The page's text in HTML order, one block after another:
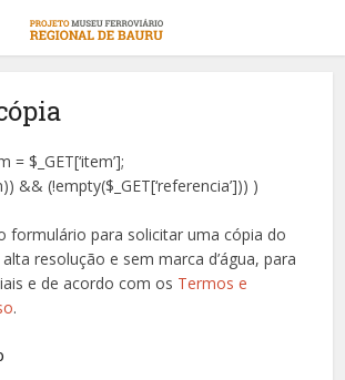
$_GET[‘item’];
&& (!empty($_GET[‘referencia’])) )
formulário para solicitar uma cópia do
resolução e sem marca d’água, para
e de acordo com os Termos e
.